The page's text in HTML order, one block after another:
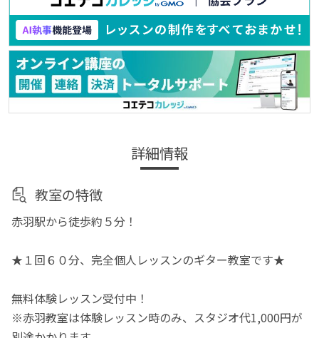
詳細情報
教室の特徴
赤羽駅から徒歩約５分！
★１回６０分、完全個人レッスンのギター教室です★
無料体験レッスン受付中！
※赤羽教室は体験レッスン時のみ、スタジオ代1,000円が